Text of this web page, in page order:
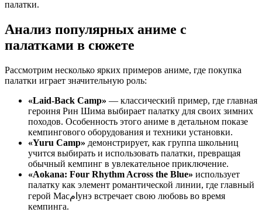
палатки.
Анализ популярных аниме с
палатками в сюжете
Рассмотрим несколько ярких примеров аниме, где покупка
палатки играет значительную роль:
«Laid-Back Camp» — классический пример, где главная
героиня Рин Шима выбирает палатку для своих зимних
походов. Особенность этого аниме в детальном показе
кемпингового оборудования и техники установки.
«Yuru Camp» демонстрирует, как группа школьниц
учится выбирать и использовать палатки, превращая
обычный кемпинг в увлекательное приключение.
«Aokana: Four Rhythm Across the Blue» использует
палатку как элемент романтической линии, где главный
герой Масامунэ встречает свою любовь во время
кемпинга.